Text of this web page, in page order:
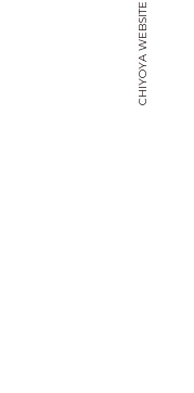
CHIYOYA WEBSITE